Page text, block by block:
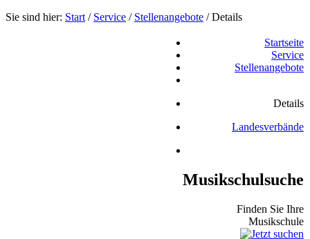
Sie sind hier: Start / Service / Stellenangebote /Details
Startseite
Service
Stellenangebote
Details
Landesverbände
Musikschulsuche
Finden Sie Ihre
Musikschule